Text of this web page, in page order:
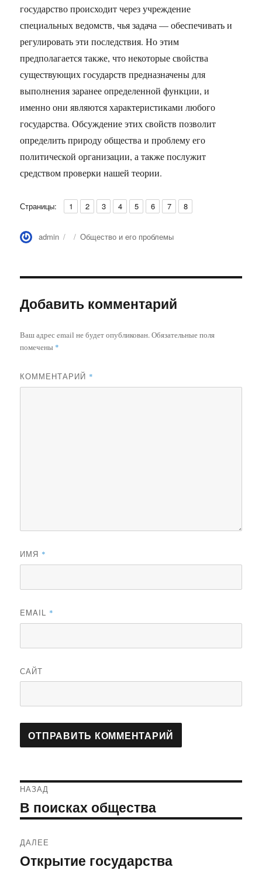
государство происходит через учреждение
специальных ведомств, чья задача — обеспечивать и
регулировать эти последствия. Но этим
предполагается также, что некоторые свойства
существующих государств предназначены для
выполнения заранее определенной функции, и
именно они являются характеристиками любого
государства. Обсуждение этих свойств позволит
определить природу общества и проблему его
политической организации, а также послужит
средством проверки нашей теории.
Страницы: Страница
1 ,
Страница
2 ,
Страница
3 ,
Страница
4 ,
Страница
5 ,
Страница
6 ,
Страница
7 ,
Страница
8
Автор
admin Опубликовано
Рубрики
Общество и его проблемы
Добавить комментарий
Ваш адрес email не будет опубликован.Обязательные поля
помечены *
КОММЕНТАРИЙ *
ИМЯ *
EMAIL *
САЙТ
Навигация
по
записям
НАЗАД
Предыдущая
запись:
В поисках общества
ДАЛЕЕ
Следующая
Открытие государства